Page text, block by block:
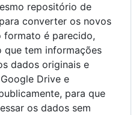
repositório de
converter os novos
formato é parecido,
que tem informações
dados originais e
Drive e
para que
os dados sem